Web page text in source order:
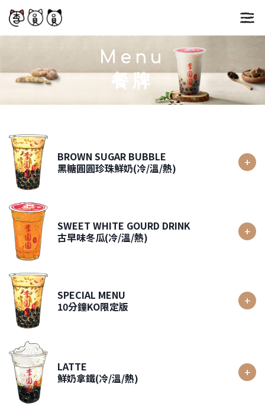
Skip
to
content
Menu
餐牌
BROWN SUGAR BUBBLE
黑糖圓圓珍珠鮮奶(冷/溫/熱)
SWEET WHITE GOURD DRINK
古早味冬瓜(冷/溫/熱)
SPECIAL MENU
10分鐘KO限定版
LATTE
鮮奶拿鐵(冷/溫/熱)